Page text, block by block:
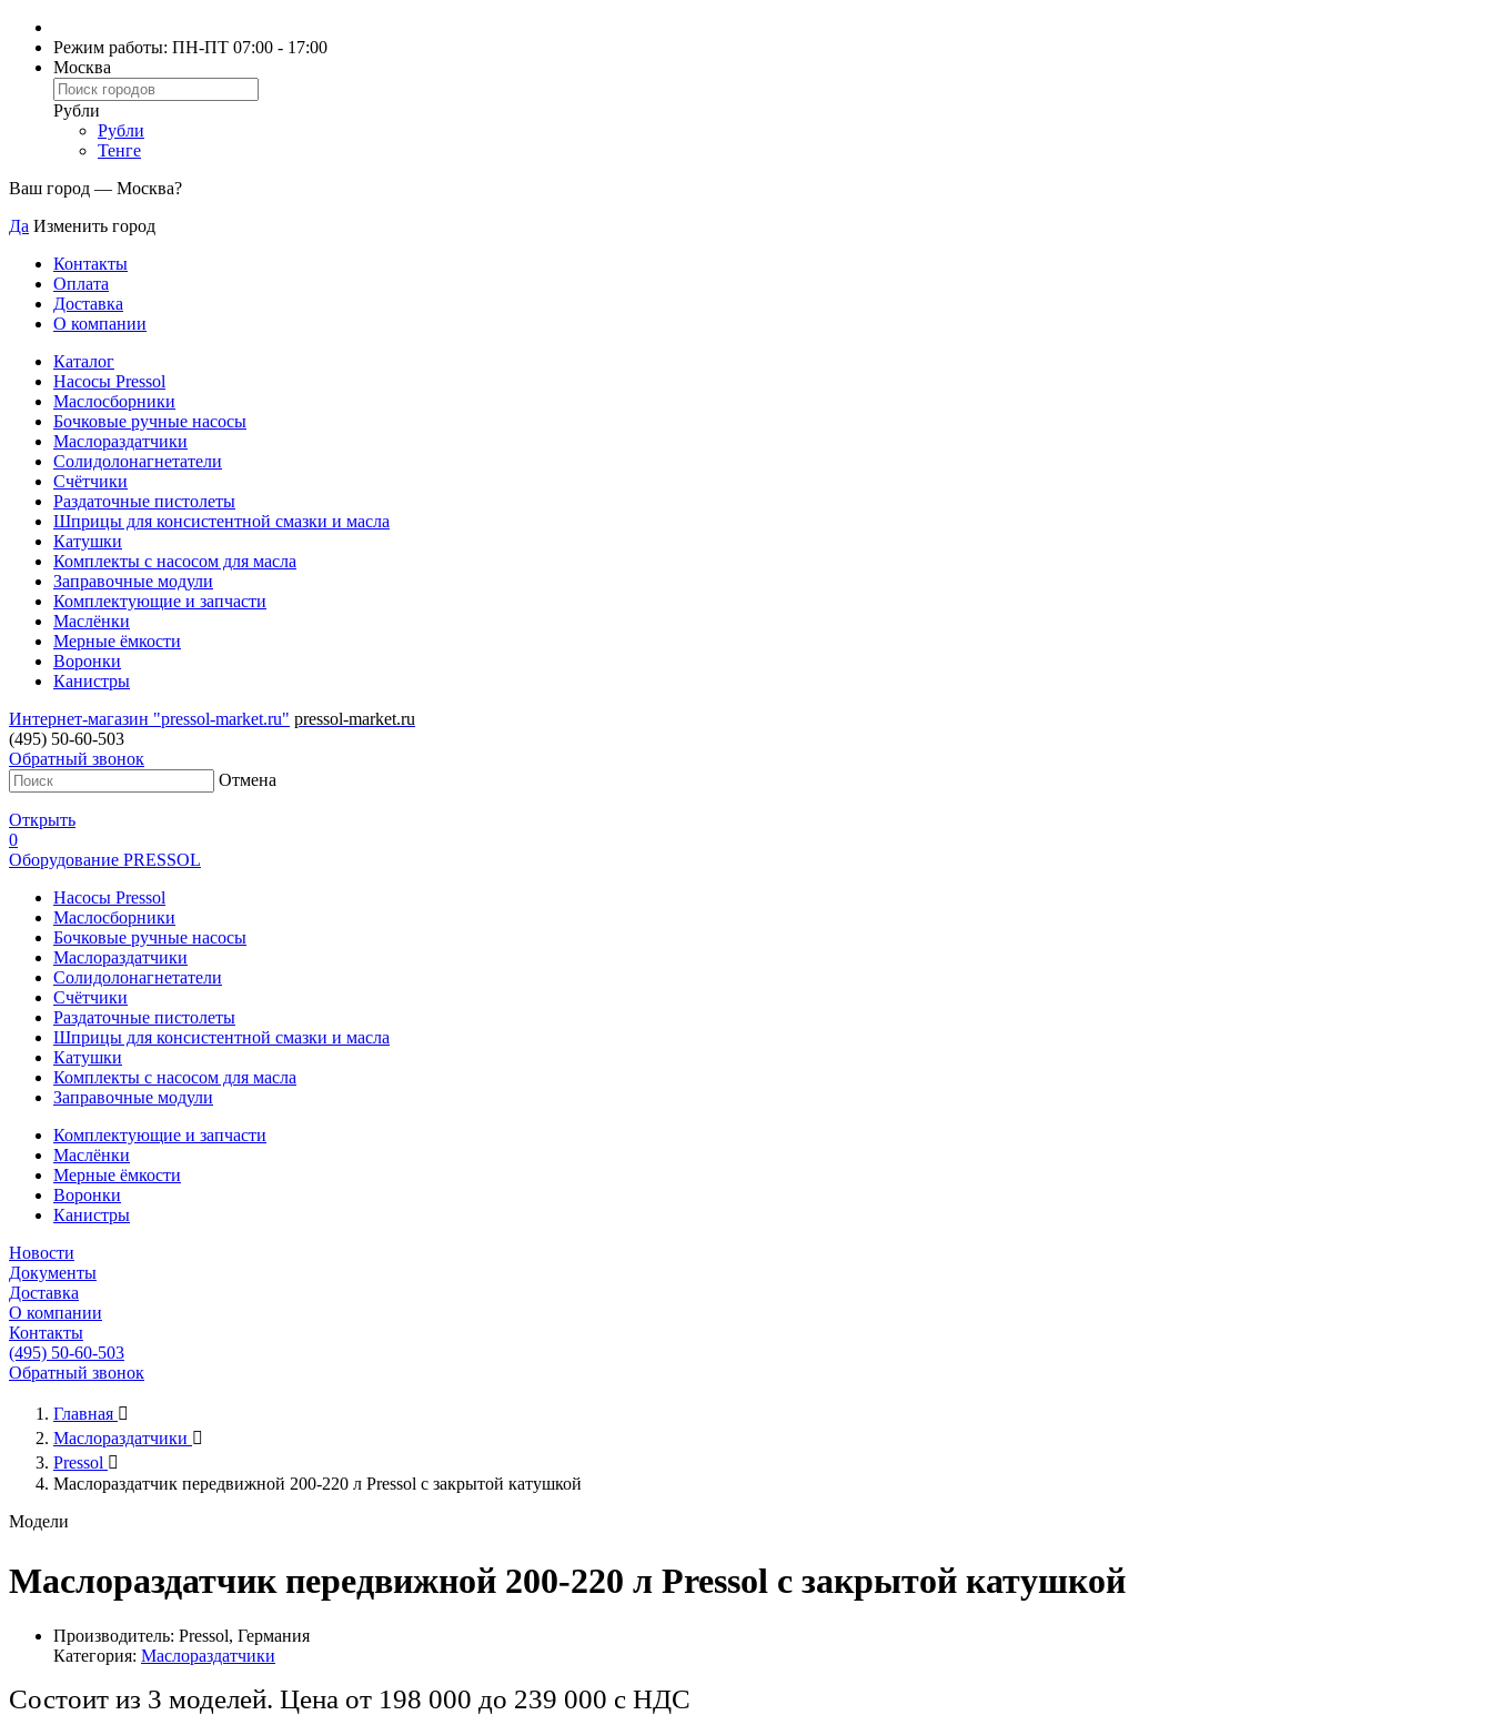
Режим работы: ПН-ПТ 07:00 - 17:00
Москва
Рубли
Рубли
Тенге
Ваш город — Москва?
Да Изменить город
Контакты
Оплата
Доставка
О компании
Каталог
Насосы Pressol
Маслосборники
Бочковые ручные насосы
Маслораздатчики
Солидолонагнетатели
Счётчики
Раздаточные пистолеты
Шприцы для консистентной смазки и масла
Катушки
Комплекты с насосом для масла
Заправочные модули
Комплектующие и запчасти
Маслёнки
Мерные ёмкости
Воронки
Канистры
Интернет-магазин "pressol-market.ru" pressol-market.ru
(495) 50-60-503
Обратный звонок
Отмена
Открыть
0
Оборудование PRESSOL
Насосы Pressol
Маслосборники
Бочковые ручные насосы
Маслораздатчики
Солидолонагнетатели
Счётчики
Раздаточные пистолеты
Шприцы для консистентной смазки и масла
Катушки
Комплекты с насосом для масла
Заправочные модули
Комплектующие и запчасти
Маслёнки
Мерные ёмкости
Воронки
Канистры
Новости
Документы
Доставка
О компании
Контакты
(495) 50-60-503
Обратный звонок
Главная 
Маслораздатчики 
Pressol 
Маслораздатчик передвижной 200-220 л Pressol с закрытой катушкой
Модели
Маслораздатчик передвижной 200-220 л Pressol с закрытой катушкой
Производитель: Pressol, Германия
Категория: Маслораздатчики
Состоит из 3 моделей. Цена от 198 000 до 239 000 с НДС